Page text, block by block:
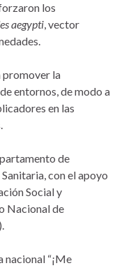
los
aegypti, vector
promover la
entornos, de modo a
en las
de
con el apoyo
Social y
Nacional de
nacional “¡Me